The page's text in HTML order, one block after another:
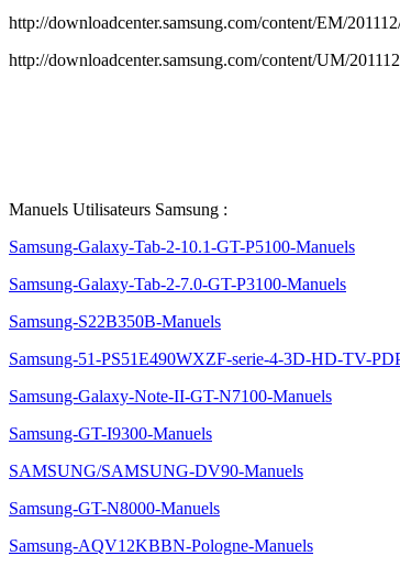
http://downloadcenter.samsung.com/content/EM/
http://downloadcenter.samsung.com/content/UM/
Manuels Utilisateurs Samsung :
Samsung-Galaxy-Tab-2-10.1-GT-P5100-Manuels
Samsung-Galaxy-Tab-2-7.0-GT-P3100-Manuels
Samsung-S22B350B-Manuels
Samsung-51-PS51E490WXZF-serie-4-3D-HD-TV-
Samsung-Galaxy-Note-II-GT-N7100-Manuels
Samsung-GT-I9300-Manuels
SAMSUNG/SAMSUNG-DV90-Manuels
Samsung-GT-N8000-Manuels
Samsung-AQV12KBBN-Pologne-Manuels